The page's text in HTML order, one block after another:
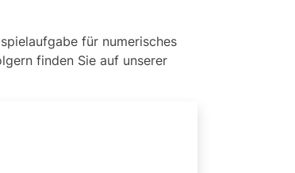
für numerisches
finden Sie auf unserer